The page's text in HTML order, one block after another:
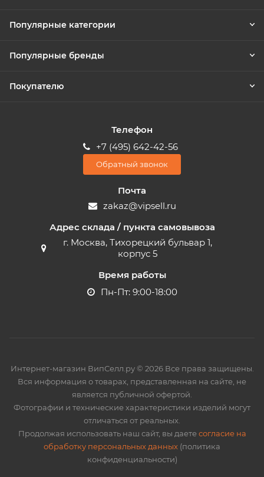
Популярные категории
Популярные бренды
Покупателю
Телефон
+7 (495) 642-42-56
Обратный звонок
Почта
zakaz@vipsell.ru
Адрес склада / пункта самовывоза
г. Москва, Тихорецкий бульвар 1,
корпус 5
Время работы
Пн-Пт: 9:00-18:00
Интернет-магазин ВипСелл.ру © 2026 Все права защищены.
Вся информация о товарах, представленная на сайте, не
является публичной офертой.
Фотографии и технические характеристики изделий могут
отличаться от реальных.
Продолжая использовать наш сайт, вы даетесогласие на
обработку персональных данных (политика
конфиденциальности)